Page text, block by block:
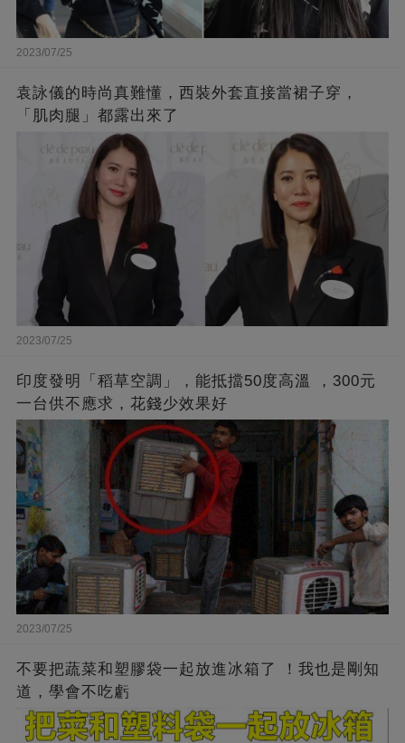
2023/07/25
袁詠儀的時尚真難懂，西裝外套直接當裙子穿，
「肌肉腿」都露出來了
2023/07/25
印度發明「稻草空調」，能抵擋50度高溫 ，300元
一台供不應求，花錢少效果好
2023/07/25
不要把蔬菜和塑膠袋一起放進冰箱了 ！我也是剛知
道，學會不吃虧